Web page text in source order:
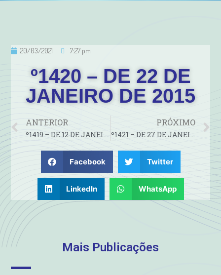
20/03/2021 7:27 pm
º1420 – DE 22 DE
JANEIRO DE 2015
ANTERIOR
º1419 – DE 12 DE JANEIRO DE 2015
PRÓXIMO
º1421 – DE 27 DE JANEIRO DE 2015
Facebook Twitter
LinkedIn WhatsApp
Mais Publicações